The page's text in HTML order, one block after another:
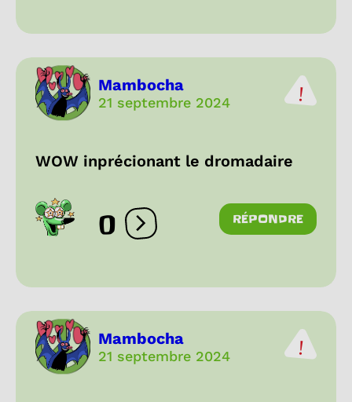
Mambocha
21 septembre 2024
WOW inprécionant le dromadaire
0 Ouvrir les réactions
RÉPONDRE
Mambocha
21 septembre 2024